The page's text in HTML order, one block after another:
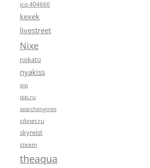
icq 404666
kexek
livestreet
Nixe
nokato
nyakiss
qip
qip.ru
searchengines
sibnet.ru
skyreist
steam
theaqua